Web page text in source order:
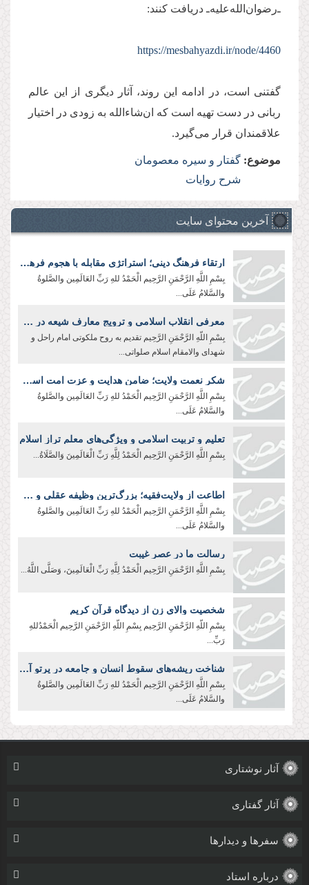
ـ‌رضوان‌الله‌عليه‌ـ دريافت كنند:
https://mesbahyazdi.ir/node/4460
گفتنی است، در ادامه اين روند، آثار ديگری از اين عالم
ربانی در دست تهیه است که ان‌شاءالله به زودی در اختيار
علاقمندان قرار می‌گيرد.
موضوع: گفتار و سیره معصومان
شرح روایات
آخرین محتوای سایت
ارتقاء فرهنگ دینی؛ استراتژی مقابله با هجوم فرهنگی دشمن
بِسْمِ اللَّهِ الرَّحْمَنِ الرَّحِیم الْحَمْدُ للهِ رَبِّ العَالَمِین والصَّلوةُ
والسَّلامُ عَلَی...
معرفی انقلاب اسلامی و ترویج معارف شیعه در جهان؛ رسالت سفرا و رایزنان فرهنگی
بِسْمِ اللّهِ الرَّحْمَنِ الرَّحِيم تقدیم به روح ملکوتی امام راحل و
شهدای والامقام اسلام صلواتی...
شکر نعمت ولایت؛ ضامن هدایت و عزت امت اسلامی
بِسْمِ اللَّهِ الرَّحْمَنِ الرَّحِیم الْحَمْدُ للهِ رَبِّ العَالَمِین والصَّلوةُ
والسَّلامُ عَلَی...
تعلیم و تربیت اسلامی و ویژگی‌های معلم تراز اسلام
بِسْمِ اللَّهِ الرَّحْمَنِ الرَّحِیم الْحَمْدُ لِلَّهِ رَبِّ الْعَالَمِينَ وَالصَّلَاةُ...
اطاعت از ولایت‌فقیه؛ بزرگ‌ترین وظیفه عقلی و شرعی
بِسْمِ اللَّهِ الرَّحْمَنِ الرَّحِيم الْحَمْدُ للهِ رَبِّ العَالَمِین والصَّلوةُ
والسَّلامُ عَلَی...
رسالت ما در عصر غیبت
بِسْمِ اللَّهِ الرَّحْمَنِ الرَّحِیم الْحَمْدُ لِلَّهِ رَبِّ الْعَالَمِينَ، وَصَلَّى اللَّهُ...
شخصیت والای زن از دیدگاه قرآن کریم
بِسْمِ اللّهِ الرَّحْمَنِ الرَّحِيم بِسْمِ اللّهِ الرَّحْمَنِ الرَّحِیم الْحَمْدُللهِ
رَبِّ...
شناخت ریشه‌های سقوط انسان و جامعه در پرتو آموزه‌های عاشورا
بِسْمِ اللَّهِ الرَّحْمَنِ الرَّحِیم الْحَمْدُ للهِ رَبِّ العَالَمِین والصَّلوةُ
والسَّلامُ عَلَی...
آثار نوشتاری
آثار گفتاری
سفرها و دیدارها
درباره استاد